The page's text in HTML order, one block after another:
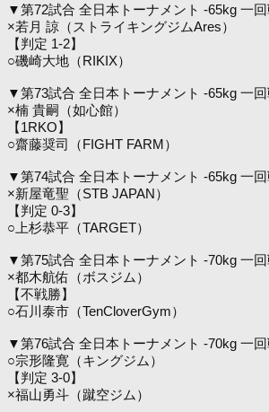
▼第72試合 全日本トーナメント -65kg 一
×若月 諒（ストライキングジムAres）
【判定 1-2】
○磯崎大地（RIKIX）
▼第73試合 全日本トーナメント -65kg 一
×楠 貴嗣（如心館）
【1RKO】
○齋藤奨司（FIGHT FARM）
▼第74試合 全日本トーナメント -65kg 一
×新屋竜聖（STB JAPAN）
【判定 0-3】
○上杉恭平（TARGET）
▼第75試合 全日本トーナメント -70kg 一
×都木航佑（ボスジム）
【不戦勝】
○石川泰市（TenCloverGym）
▼第76試合 全日本トーナメント -70kg 一
○宗形隆寛（キングジム）
【判定 3-0】
×福山勇斗（蹴空ジム）